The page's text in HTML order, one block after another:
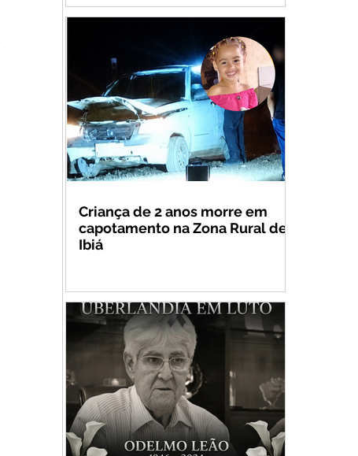
Criança de 2 anos morre em
capotamento na Zona Rural de
Ibiá